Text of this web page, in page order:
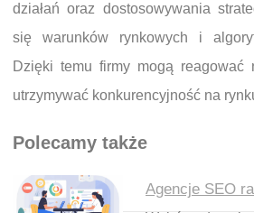
działań oraz dostosowywania
się warunków rynkowych i
Dzięki temu firmy mogą
utrzymywać konkurencyjność na
Polecamy także
Agencje SEO